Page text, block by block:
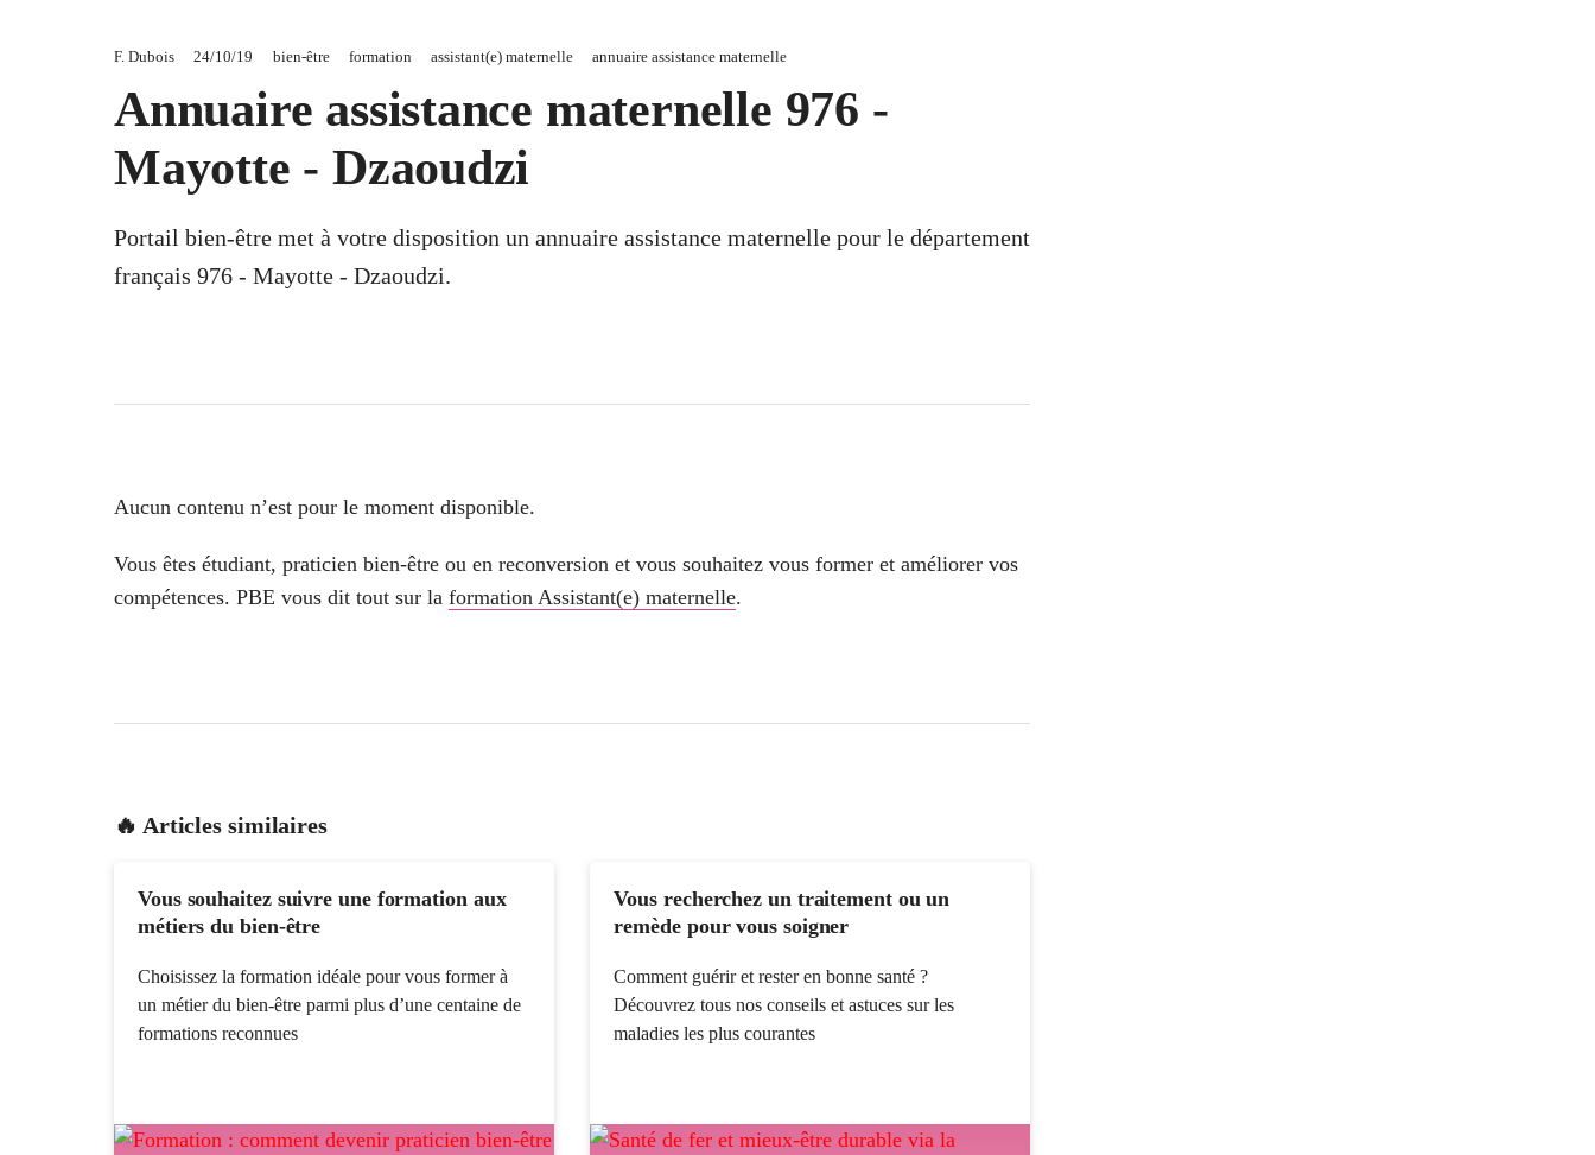
F. Dubois 24/10/19 bien-être formation assistant(e) maternelle annuaire assistance maternelle
Annuaire assistance maternelle 976 -
Mayotte - Dzaoudzi
Portail bien-être met à votre disposition un annuaire assistance maternelle pour le département
français 976 - Mayotte - Dzaoudzi.
Aucun contenu n’est pour le moment disponible.
Vous êtes étudiant, praticien bien-être ou en reconversion et vous souhaitez vous former et améliorer vos
compétences. PBE vous dit tout sur la formation Assistant(e) maternelle.
🔥 Articles similaires
Vous souhaitez suivre une formation aux
métiers du bien-être
Choisissez la formation idéale pour vous former à
un métier du bien-être parmi plus d’une centaine de
formations reconnues
Vous recherchez un traitement ou un
remède pour vous soigner
Comment guérir et rester en bonne santé ?
Découvrez tous nos conseils et astuces sur les
maladies les plus courantes